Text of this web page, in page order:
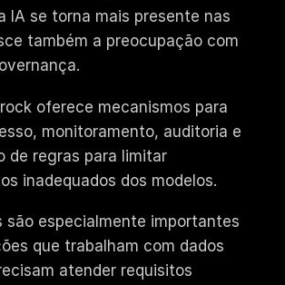
IA se torna mais presente nas
também a preocupação com
oferece mecanismos para
monitoramento, auditoria e
de regras para limitar
inadequados dos modelos.
são especialmente importantes
que trabalham com dados
atender requisitos